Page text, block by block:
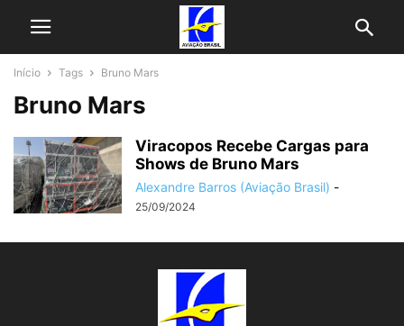
Início Tags Bruno Mars
Bruno Mars
Viracopos Recebe Cargas para
Shows de Bruno Mars
Alexandre Barros (Aviação Brasil) -
25/09/2024